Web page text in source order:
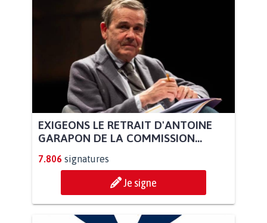
EXIGEONS LE RETRAIT D'ANTOINE
GARAPON DE LA COMMISSION...
7.806 signatures
Je signe